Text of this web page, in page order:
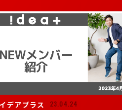
デアプラス 23.04.24